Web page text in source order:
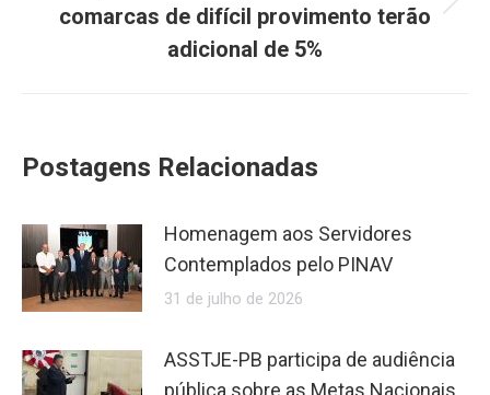
Próximo
post:
comarcas de difícil provimento terão
adicional de 5%
Postagens Relacionadas
Homenagem aos Servidores
Contemplados pelo PINAV
31 de julho de 2026
ASSTJE-PB participa de audiência
pública sobre as Metas Nacionais